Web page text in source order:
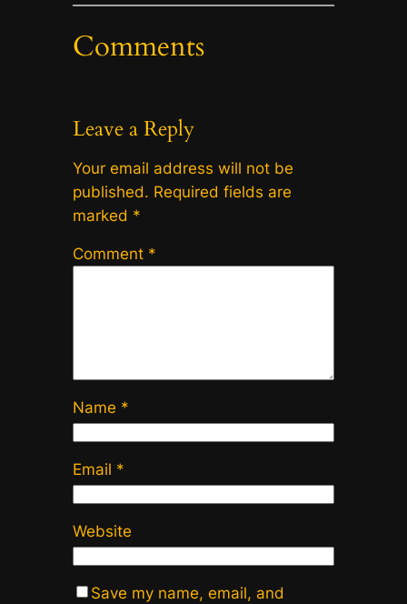
Comments
Leave a Reply
Your email address will not be
published. Required fields are
marked *
Comment *
Name *
Email *
Website
Save my name, email, and